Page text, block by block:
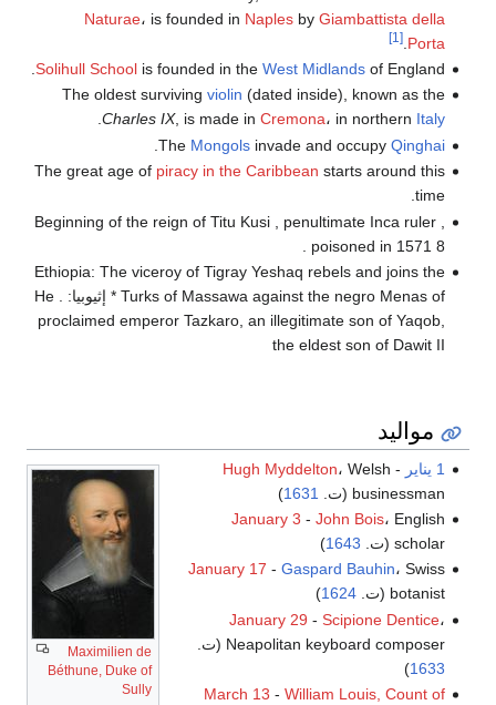
Naturae، is founded in Naplesby Giambattista della
Porta
.
[1]
Solihull Schoolis founded in the West Midlandsof England.
The oldest surviving violin (dated inside), known as the
Charles IX, is made in Cremona، in northern Italy
.
The Mongolsinvade and occupy Qinghai
The great age of piracy in the Caribbean starts around this
time.
Beginning of the reign of Titu Kusi , penultimate Inca ruler ,
poisoned in 1571 8 .
Ethiopia: The viceroy of Tigray Yeshaq rebels and joins the
Turks of Massawa against the negro Menas of * إثيوبيا: . He
proclaimed emperor Tazkaro, an illegitimate son of Yaqob,
the eldest son of Dawit II
مواليد
Maximilien de
Béthune, Duke of
Sully
1 يناير -
Hugh Myddelton، Welsh
businessman (ت.
1631
)
January 3 - John Bois، English
scholar (ت.
1643
)
January 17 - Gaspard Bauhin، Swiss
botanist (ت.
1624
)
January 29 - Scipione Dentice،
Neapolitan keyboard composer (ت.
1633
)
March 13 - William Louis, Count of